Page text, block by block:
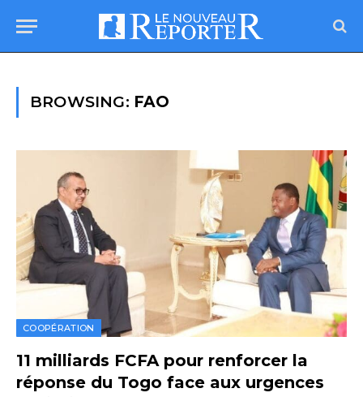
BROWSING: FAO
COOPÉRATION
11 milliards FCFA pour renforcer la
réponse du Togo face aux urgences